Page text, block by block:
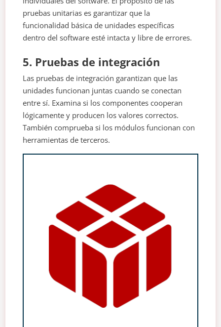
pruebas unitarias es garantizar que la
funcionalidad básica de unidades específicas
dentro del software esté intacta y libre de errores.
5. Pruebas de integración
Las pruebas de integración garantizan que las
unidades funcionan juntas cuando se conectan
entre sí. Examina si los componentes cooperan
lógicamente y producen los valores correctos.
También comprueba si los módulos funcionan con
herramientas de terceros.